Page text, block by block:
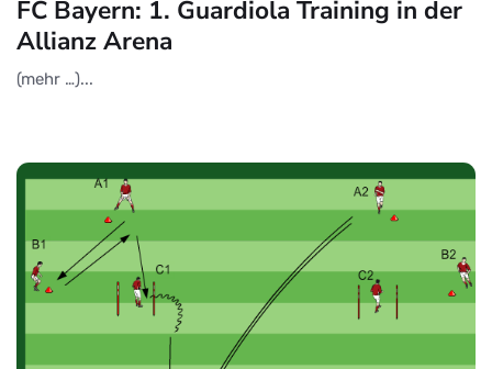
FC Bayern: 1. Guardiola Training in der
Allianz Arena
(mehr …)...